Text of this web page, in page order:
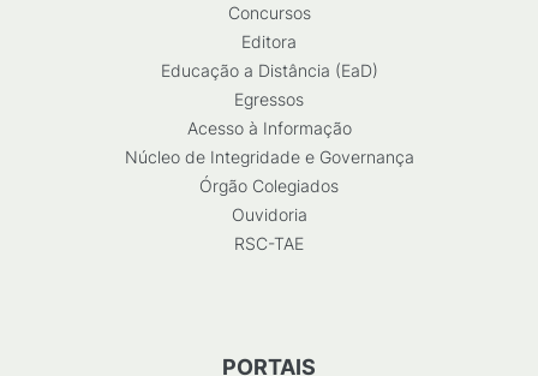
Concursos
Editora
Educação a Distância (EaD)
Egressos
Acesso à Informação
Núcleo de Integridade e Governança
Órgão Colegiados
Ouvidoria
RSC-TAE
PORTAIS